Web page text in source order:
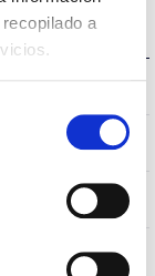
a
IP66
9007
AL iap